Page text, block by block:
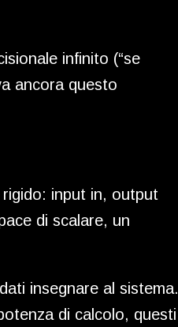
infinito (“se
ancora questo
input in, output
di scalare, un
insegnare al sistema.
di calcolo, questi